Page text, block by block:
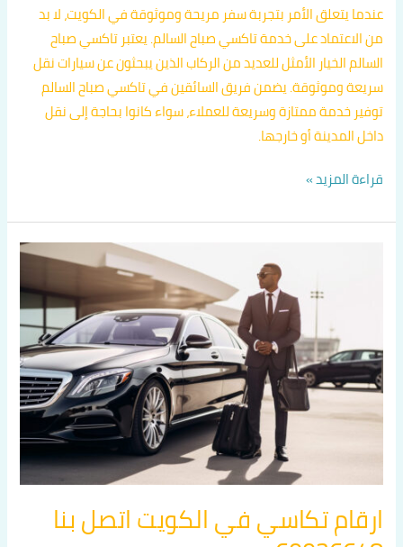
عندما يتعلق الأمر بتجربة سفر مريحة وموثوقة في الكويت، لا بد
من الاعتماد على خدمة تاكسي صباح السالم. يعتبر تاكسي صباح
السالم الخيار الأمثل للعديد من الركاب الذين يبحثون عن سيارات نقل
سريعة وموثوقة. يضمن فريق السائقين في تاكسي صباح السالم
توفير خدمة ممتازة وسريعة للعملاء، سواء كانوا بحاجة إلى نقل
داخل المدينة أو خارجها.
قراءة المزيد »
ارقام تكاسي في الكويت اتصل بنا
اتصل
بنا
60036648